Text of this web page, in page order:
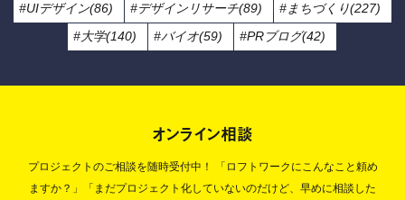
#UIデザイン(86)
#デザインリサーチ(89)
#まちづくり(227)
#大学(140)
#バイオ(59) #PRブログ(42)
オンライン相談
プロジェクトのご相談を随時受付中！
「ロフトワークにこんなこと頼め
ますか？」「まだプロジェクト化していないのだけど、早めに相談した